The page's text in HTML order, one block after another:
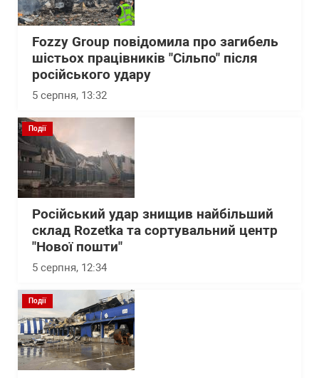
Fozzy Group повідомила про загибель
шістьох працівників "Сільпо" після
російського удару
5 серпня, 13:32
Події
Російський удар знищив найбільший
склад Rozetka та сортувальний центр
"Нової пошти"
5 серпня, 12:34
Події